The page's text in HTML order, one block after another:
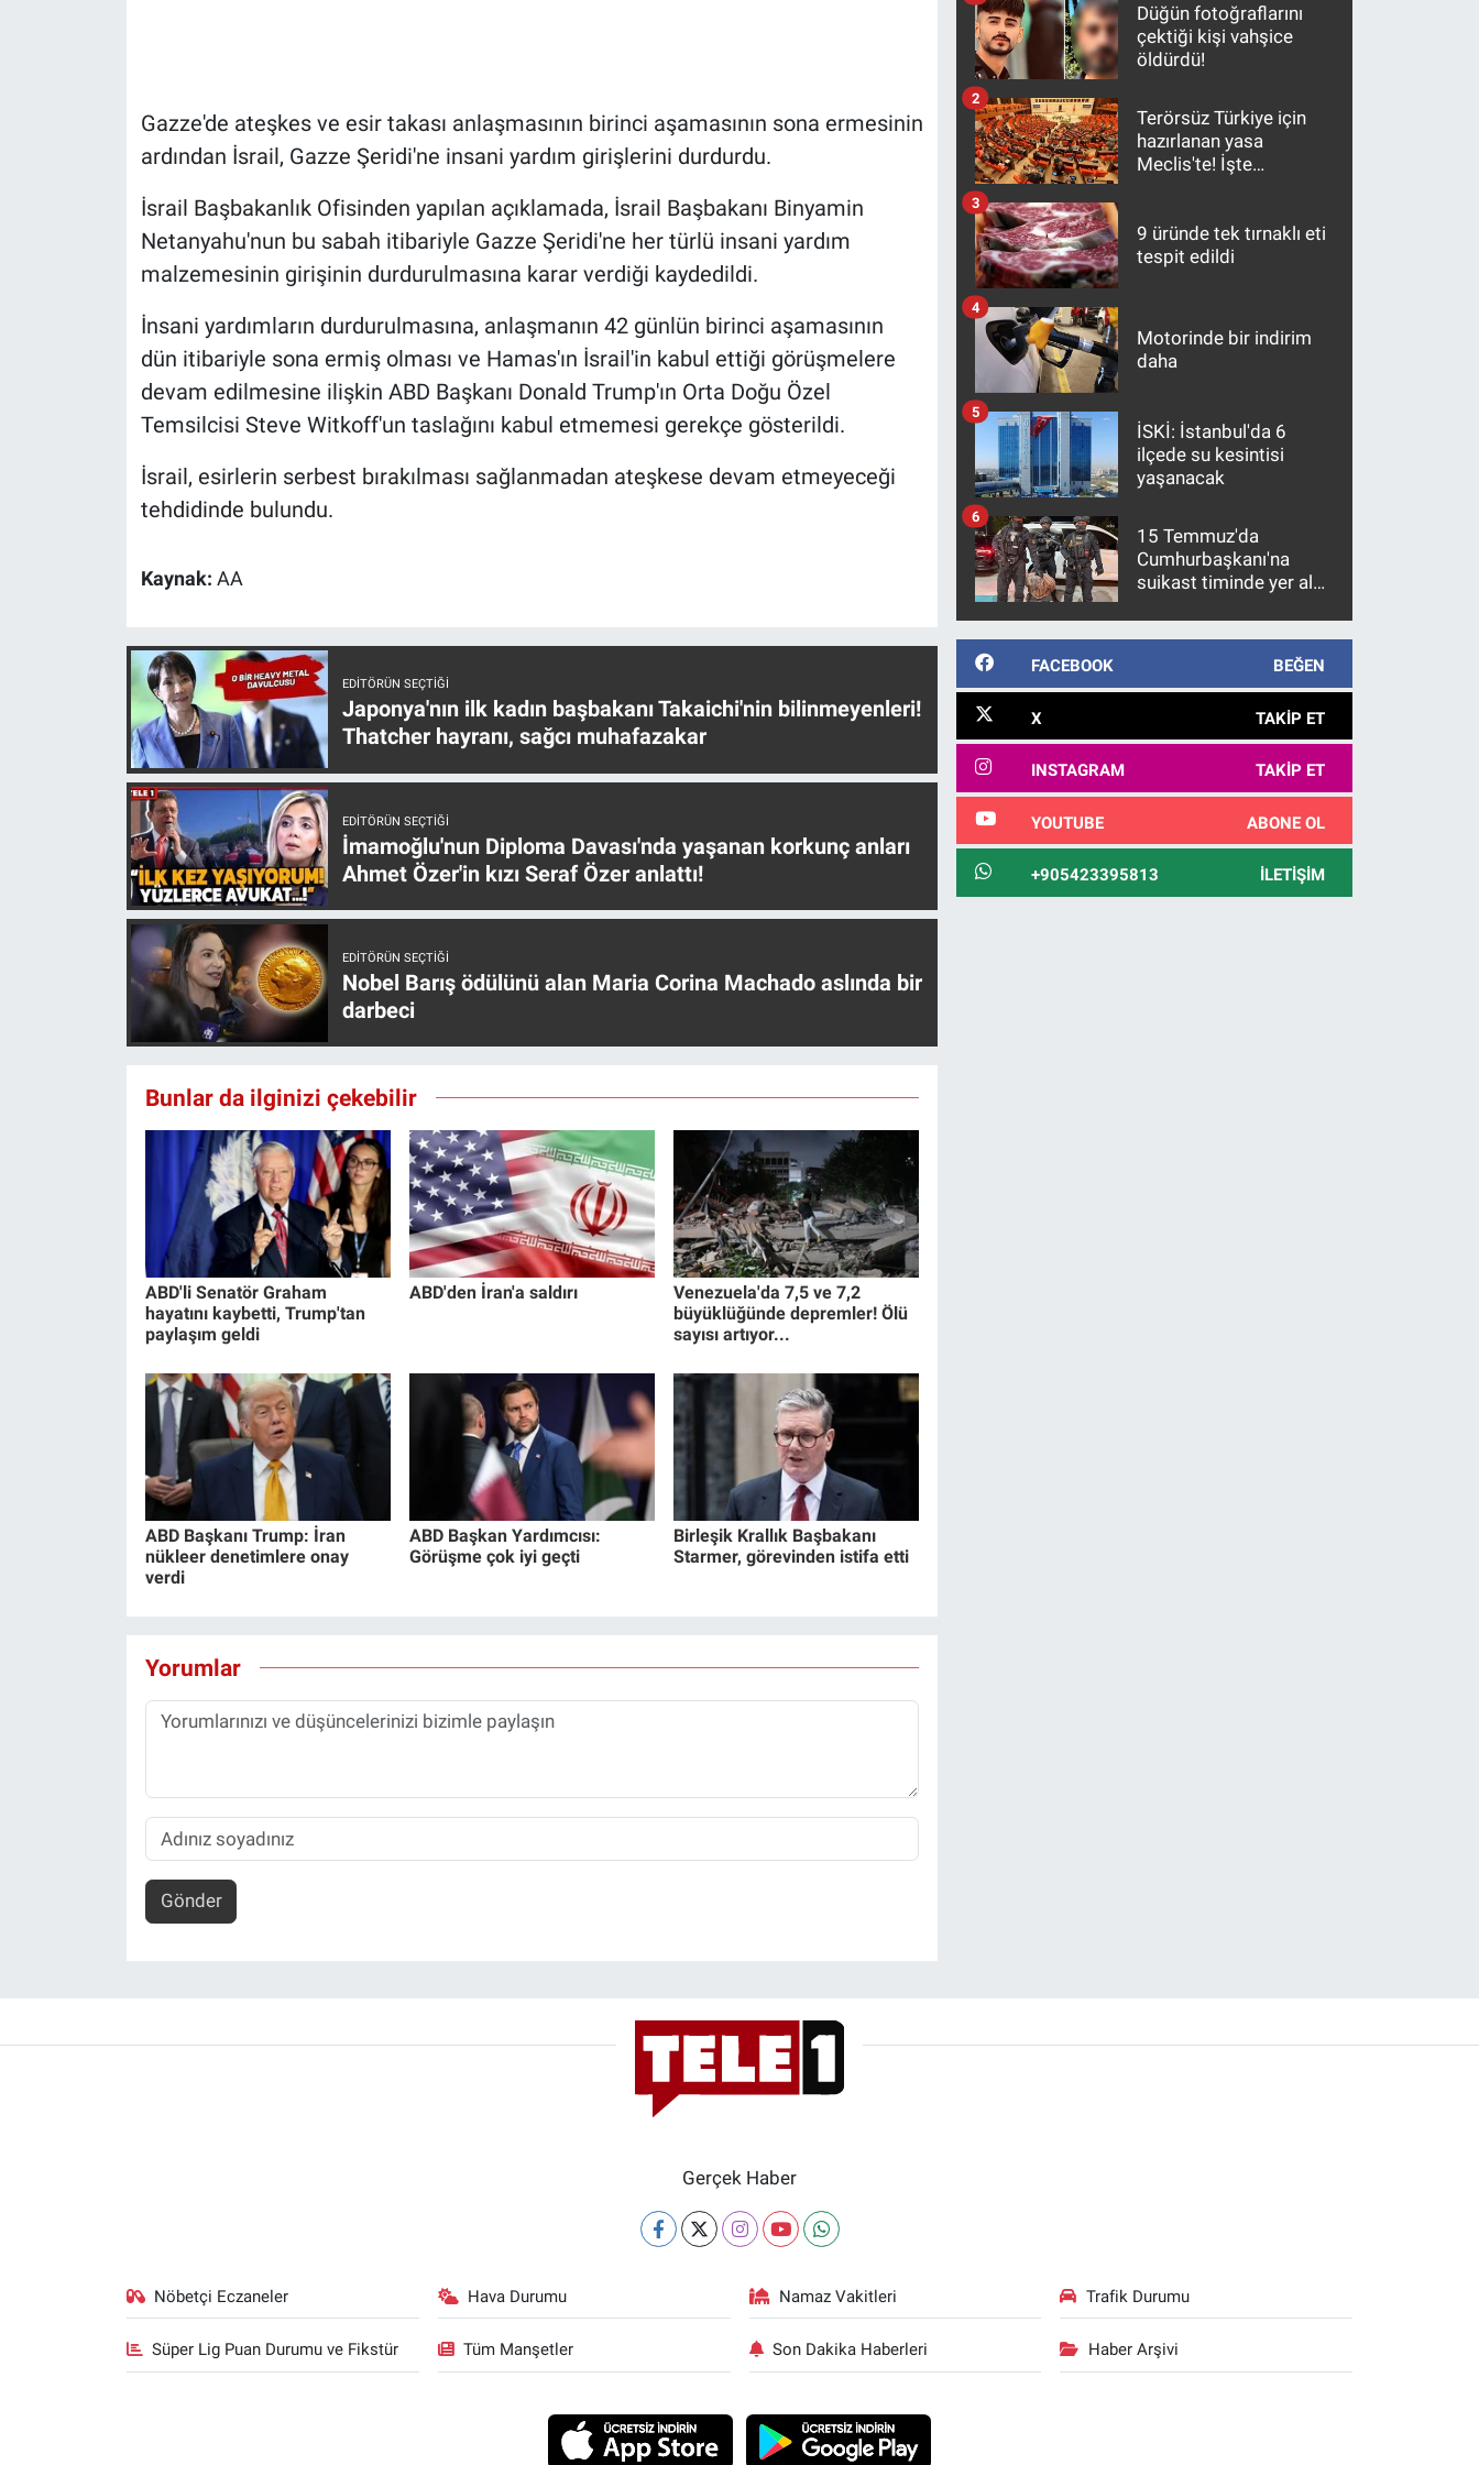
Gazze'de ateşkes ve esir takası anlaşmasının birinci aşamasının sona ermesinin
ardından İsrail, Gazze Şeridi'ne insani yardım girişlerini durdurdu.
İsrail Başbakanlık Ofisinden yapılan açıklamada, İsrail Başbakanı Binyamin
Netanyahu'nun bu sabah itibariyle Gazze Şeridi'ne her türlü insani yardım
malzemesinin girişinin durdurulmasına karar verdiği kaydedildi.
İnsani yardımların durdurulmasına, anlaşmanın 42 günlün birinci aşamasının
dün itibariyle sona ermiş olması ve Hamas'ın İsrail'in kabul ettiği görüşmelere
devam edilmesine ilişkin ABD Başkanı Donald Trump'ın Orta Doğu Özel
Temsilcisi Steve Witkoff'un taslağını kabul etmemesi gerekçe gösterildi.
İsrail, esirlerin serbest bırakılması sağlanmadan ateşkese devam etmeyeceği
tehdidinde bulundu.
Kaynak: AA
EDITÖRÜN SEÇTIĞI
Japonya'nın ilk kadın başbakanı Takaichi'nin bilinmeyenleri!
Thatcher hayranı, sağcı muhafazakar
EDITÖRÜN SEÇTIĞI
İmamoğlu'nun Diploma Davası'nda yaşanan korkunç anları
Ahmet Özer'in kızı Seraf Özer anlattı!
EDITÖRÜN SEÇTIĞI
Nobel Barış ödülünü alan Maria Corina Machado aslında bir
darbeci
Bunlar da ilginizi çekebilir
ABD'li Senatör Graham
hayatını kaybetti, Trump'tan
paylaşım geldi
ABD'den İran'a saldırı
Venezuela'da 7,5 ve 7,2
büyüklüğünde depremler! Ölü
sayısı artıyor...
ABD Başkanı Trump: İran
nükleer denetimlere onay
verdi
ABD Başkan Yardımcısı:
Görüşme çok iyi geçti
Birleşik Krallık Başbakanı
Starmer, görevinden istifa etti
Yorumlar
Gönder
Düğün fotoğraflarını
çektiği kişi vahşice
öldürdü!
Terörsüz Türkiye için
hazırlanan yasa
Meclis'te! İşte
2
9 üründe tek tırnaklı eti
tespit edildi
3
Motorinde bir indirim
daha
4
İSKİ: İstanbul'da 6
ilçede su kesintisi
yaşanacak
5
15 Temmuz'da
Cumhurbaşkanı'na
suikast timinde yer alan
10 yıl sonra yakalandı
6
FACEBOOK BEĞEN
X TAKIP ET
INSTAGRAM TAKIP ET
YOUTUBE ABONE OL
+905423395813 İLETIŞIM
Gerçek Haber
Nöbetçi Eczaneler Hava Durumu Namaz Vakitleri Trafik Durumu
Süper Lig Puan Durumu ve Fikstür Tüm Manşetler Son Dakika Haberleri Haber Arşivi
Koronavirüs
Kültür Sanat
Teknoloji
Türkiye'nin Geleceği
Türkiye'nin Gündemi
Yerel Gündem
Yerel Yaşam